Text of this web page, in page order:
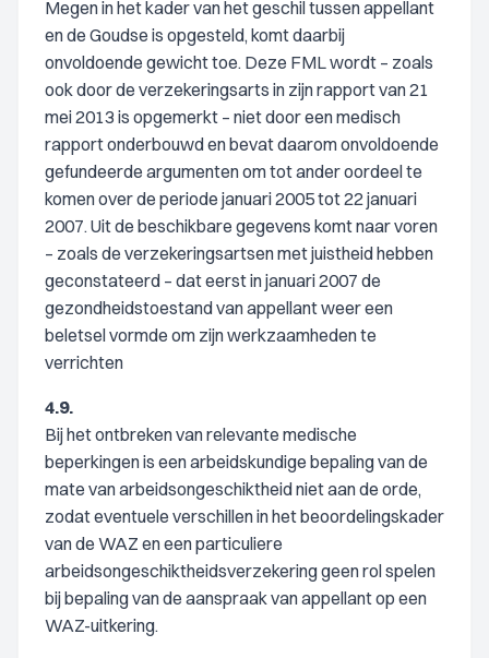
Megen in het kader van het geschil tussen appellant
en de Goudse is opgesteld, komt daarbij
onvoldoende gewicht toe. Deze FML wordt – zoals
ook door de verzekeringsarts in zijn rapport van 21
mei 2013 is opgemerkt – niet door een medisch
rapport onderbouwd en bevat daarom onvoldoende
gefundeerde argumenten om tot ander oordeel te
komen over de periode januari 2005 tot 22 januari
2007. Uit de beschikbare gegevens komt naar voren
– zoals de verzekeringsartsen met juistheid hebben
geconstateerd – dat eerst in januari 2007 de
gezondheidstoestand van appellant weer een
beletsel vormde om zijn werkzaamheden te
verrichten
4.9.
Bij het ontbreken van relevante medische
beperkingen is een arbeidskundige bepaling van de
mate van arbeidsongeschiktheid niet aan de orde,
zodat eventuele verschillen in het beoordelingskader
van de WAZ en een particuliere
arbeidsongeschiktheidsverzekering geen rol spelen
bij bepaling van de aanspraak van appellant op een
WAZ-uitkering.